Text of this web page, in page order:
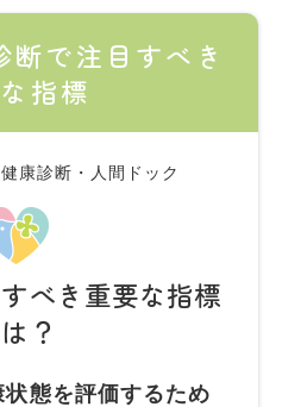
で注目すべき
指標
健康診断・人間ドック
べき重要な指標
？
態を評価するため